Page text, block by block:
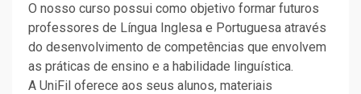
O nosso curso possui como objetivo formar futuros
professores de Língua Inglesa e Portuguesa através
do desenvolvimento de competências que envolvem
as práticas de ensino e a habilidade linguística.
A UniFil oferece aos seus alunos, materiais